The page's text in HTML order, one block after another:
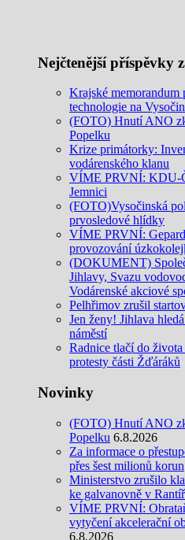
Nejčtenější příspěvky
Krajské
technologie na
(FOTO) Hnutí ANO
Popelku
Krize primátorky:
vodárenského klanu
VÍME PRVNÍ: KDU-
Jemnici
(FOTO)Vysočinská
prvosledové hlídky
VÍME PRVNÍ:
provozování
(DOKUMENT)
Jihlavy, Svazu
Vodárenské akciové
Pelhřimov zrušil
Jen ženy! Jihlava
náměstí
Radnice tlačí do
protesty části Žďáráků
Novinky
(FOTO) Hnutí ANO
Popelku 6.8.2026
Za informace o
přes šest milionů korun
Ministerstvo zrušilo
ke galvanovně v
VÍME PRVNÍ:
vytyčení akcelerační
6.8.2026